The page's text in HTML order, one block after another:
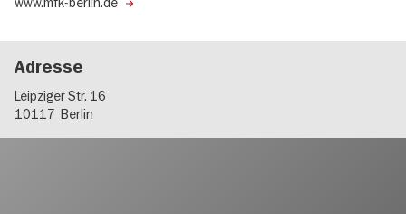
Adresse
Leipziger Str. 16
10117 Berlin